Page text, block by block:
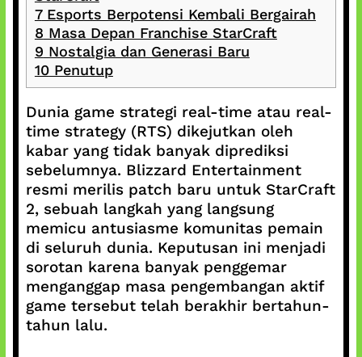
7Esports Berpotensi Kembali Bergairah
8 Masa Depan Franchise StarCraft
9 Nostalgia dan Generasi Baru
10Penutup
Dunia game strategi real-time atau real-
time strategy (RTS) dikejutkan oleh
kabar yang tidak banyak diprediksi
sebelumnya. Blizzard Entertainment
resmi merilis patch baru untuk StarCraft
2, sebuah langkah yang langsung
memicu antusiasme komunitas pemain
di seluruh dunia. Keputusan ini menjadi
sorotan karena banyak penggemar
menganggap masa pengembangan aktif
game tersebut telah berakhir bertahun-
tahun lalu.